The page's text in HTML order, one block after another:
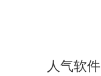
人气软件